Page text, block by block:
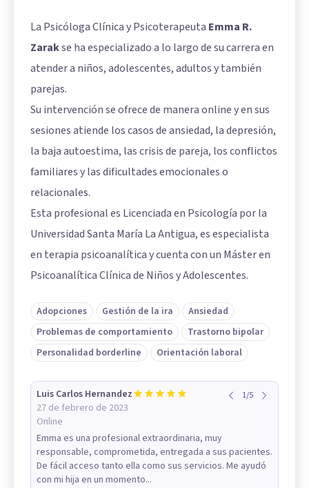
La Psicóloga Clínica y Psicoterapeuta Emma R.
Zarakse ha especializado a lo largo de su carrera en
atender a niños, adolescentes, adultos y también
parejas.
Su intervención se ofrece de manera online y en sus
sesiones atiende los casos de ansiedad, la depresión,
la baja autoestima, las crisis de pareja, los conflictos
familiares y las dificultades emocionales o
relacionales.
Esta profesional es Licenciada en Psicología por la
Universidad Santa María La Antigua, es especialista
en terapia psicoanalítica y cuenta con un Máster en
Psicoanalítica Clínica de Niños y Adolescentes.
Adopciones Gestión de la ira
Ansiedad
Problemas de comportamiento
Trastorno bipolar
Personalidad borderline
Orientación laboral
Luis Carlos Hernandez
27 de febrero de 2023
Online
1/5
Emma es una profesional extraordinaria, muy
responsable, comprometida, entregada a sus pacientes.
De fácil acceso tanto ella como sus servicios. Me ayudó
con mi hija en un momento...